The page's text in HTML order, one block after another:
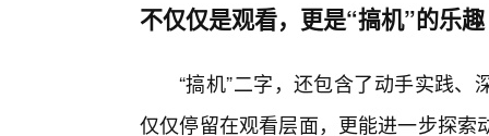
不仅仅是观看，更是“搞机”的乐趣
“搞机”二字，还包含了动手实践
仅仅停留在观看层面，更能进一步探